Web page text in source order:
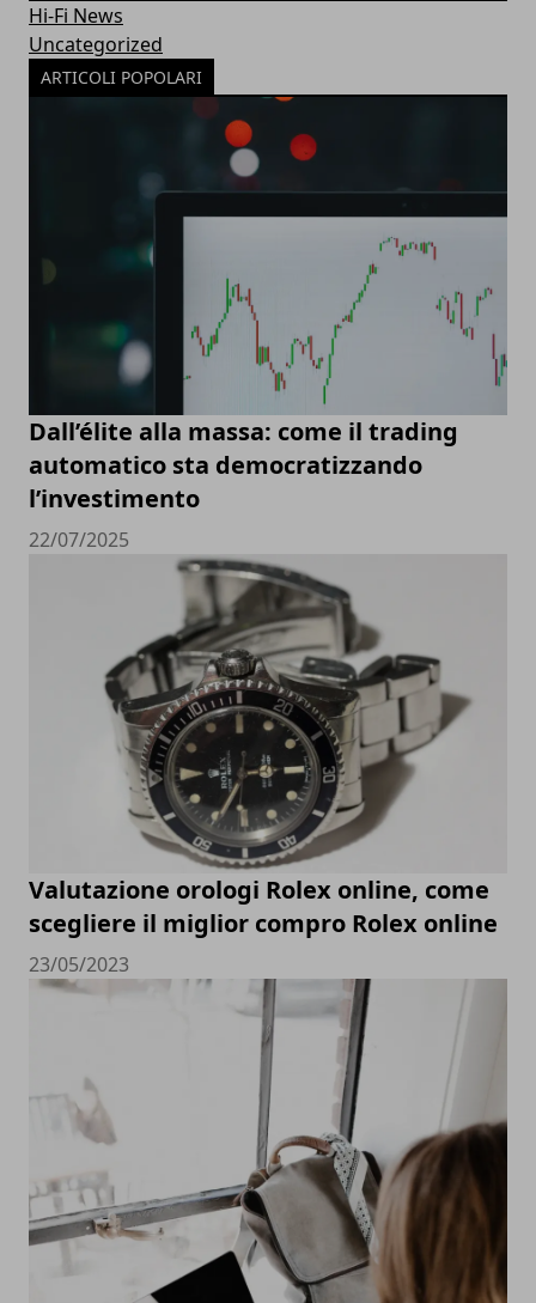
Hi-Fi News
Uncategorized
ARTICOLI POPOLARI
Dall’élite alla massa: come il trading
automatico sta democratizzando
l’investimento
22/07/2025
Valutazione orologi Rolex online, come
scegliere il miglior compro Rolex online
23/05/2023